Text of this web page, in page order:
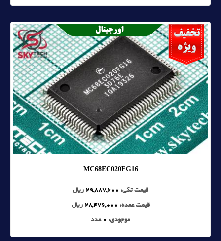
MC68EC020FG16
قیمت تکی: 29,887,200 ریال
قیمت عمده: 28,476,000 ریال
موجودی: 0 عدد